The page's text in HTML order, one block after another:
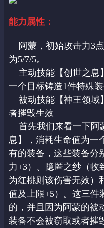
能力属性：
阿蒙，初始攻击力3
为5/7/5。
主动技能【创世之息
一个目标铸造1件特殊装
被动技能【神王领域
者摧毁生效
首先我们来看一下阿
息】，消耗生命值为一
有的装备，这些装备分
力+3）、隐匿之纱（收
为红桃则该伤害无效）
值及上限+5）。这三件
的，并且因为阿蒙的被
装备不会被窃取或者摧